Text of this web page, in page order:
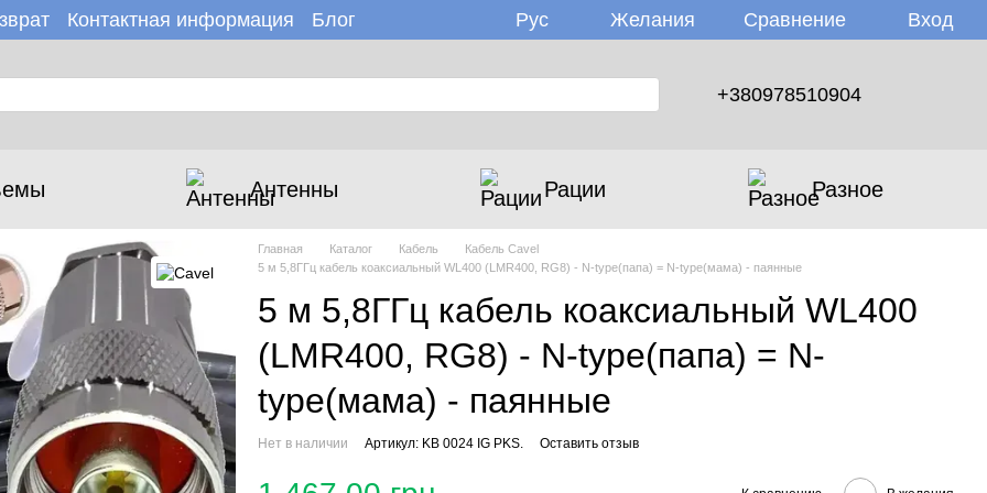
Контактная информация
Блог
Рус Желания Сравнение Вход
+380978510904
Антенны Рации Разное
Главная Каталог Кабель
Кабель Cavel
5 м 5,8ГГц кабель коаксиальный WL400 (LMR400, RG8) - N-type(папа) = N-type(мама) - паянные
5 м 5,8ГГц кабель коаксиальный WL400
(LMR400, RG8) - N-type(папа) = N-
type(мама) - паянные
Нет в наличии Артикул: KB 0024 IG PKS. Оставить отзыв